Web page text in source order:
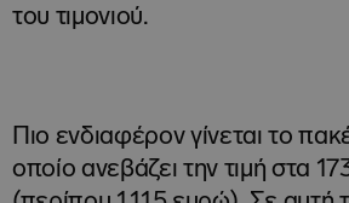
του τιμονιού.
Πιο ενδιαφέρον γίνεται το
οποίο ανεβάζει την τιμή στα